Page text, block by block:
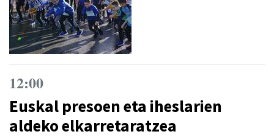
12:00
Euskal presoen eta iheslarien
aldeko elkarretaratzea